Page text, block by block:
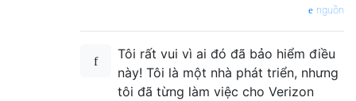
nguồn
Tôi rất vui vì ai đó đã bảo hiểm điều
này! Tôi là một nhà phát triển, nhưng
tôi đã từng làm việc cho Verizon